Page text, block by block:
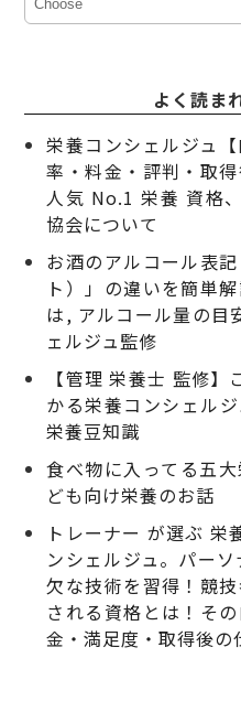
よく読ま
栄養コンシェルジュ
率・料金・評判・取
人気 No.1 栄養 資格
協会について
お酒のアルコール表
ト）」の違いを簡単
は, アルコール量の目
ェルジュ監修
【管理 栄養士 監修
かる栄養コンシェル
栄養豆知識
食べ物に入ってる五
ども向け栄養のお話
トレーナー が選ぶ 栄
ンシェルジュ。パー
欠な技術を習得！競
される資格とは！そ
金・満足度・取得後の